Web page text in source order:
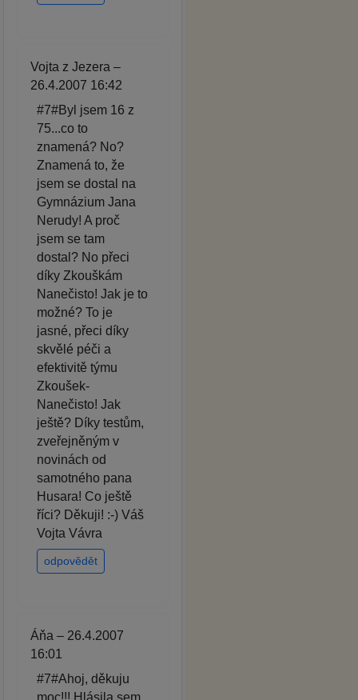
Vojta z Jezera –
26.4.2007 16:42
#7#Byl jsem 16 z
75...co to
znamená? No?
Znamená to, že
jsem se dostal na
Gymnázium Jana
Nerudy! A proč
jsem se tam
dostal? No přeci
díky Zkouškám
Nanečisto! Jak je to
možné? To je
jasné, přeci díky
skvělé péči a
efektivitě týmu
Zkoušek-
Nanečisto! Jak
ještě? Díky testům,
zveřejněným v
novinách od
samotného pana
Husara! Co ještě
říci? Děkuji! :-) Váš
Vojta Vávra
odpovědět
Áňa – 26.4.2007
16:01
#7#Ahoj, děkuju